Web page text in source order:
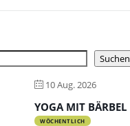
Suchen
10 Aug. 2026
YOGA MIT BÄRBEL
WÖCHENTLICH